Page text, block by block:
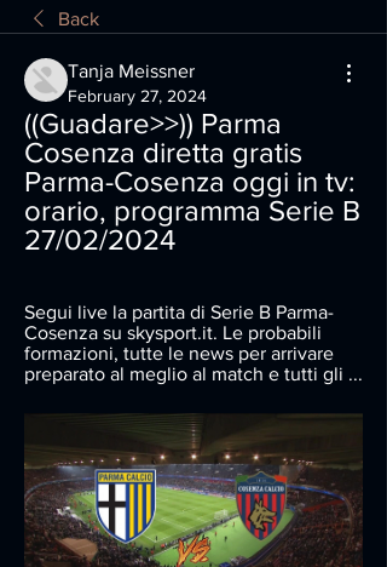
Back
Tanja Meissner
February 27, 2024
((Guadare>>)) Parma
Cosenza diretta gratis
Parma-Cosenza oggi in tv:
orario, programma Serie B
27/02/2024
Segui live la partita di Serie B Parma-
Cosenza su skysport.it. Le probabili
formazioni, tutte le news per arrivare
preparato al meglio al match e tutti gli ...